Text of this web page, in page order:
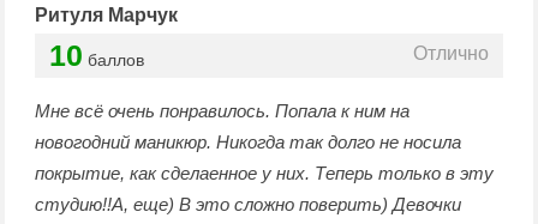
Ритуля Марчук
10 баллов Отлично
Мне всё очень понравилось. Попала к ним на
новогодний маникюр. Никогда так долго не носила
покрытие, как сделаенное у них. Теперь только в эту
студию!!А, еще) В это сложно поверить) Девочки